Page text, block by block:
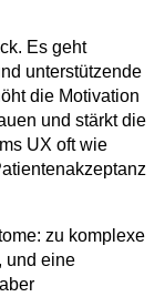
Es geht
unterstützende
die Motivation
und stärkt die
UX oft wie
zu komplexe
und eine